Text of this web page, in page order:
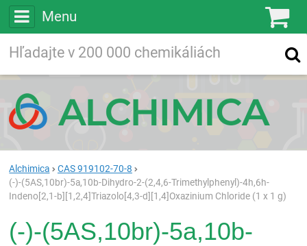
Menu
Vyhľadávanie
Alchimica
CAS 919102-70-8
(-)-(5AS,10br)-5a,10b-Dihydro-2-(2,4,6-Trimethylphenyl)-4h,6h-
Indeno[2,1-b][1,2,4]Triazolo[4,3-d][1,4]Oxazinium Chloride (1 x 1 g)
(-)-(5AS,10br)-5a,10b-